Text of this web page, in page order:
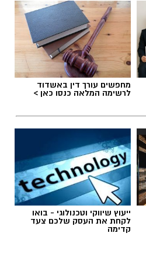
מחפשים עורך דין באשדוד
לרשימה המלאה כנסו כאן >
ייעוץ שיווקי וטכנולוגי - בואו
לקחת את העסק שלכם צעד
קדימה